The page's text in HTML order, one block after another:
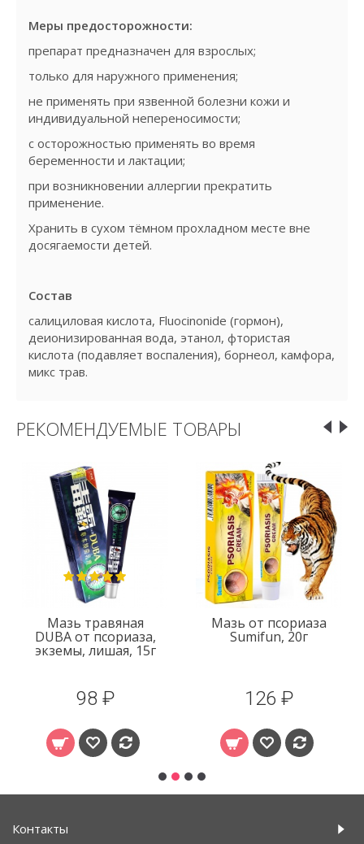
Меры предосторожности:
препарат предназначен для взрослых;
только для наружного применения;
не применять при язвенной болезни кожи и
индивидуальной непереносимости;
с осторожностью применять во время
беременности и лактации;
при возникновении аллергии прекратить
применение.
Хранить в сухом тёмном прохладном месте вне
досягаемости детей.
Состав
салициловая кислота, Fluocinonide (гормон),
деионизированная вода, этанол, фтористая
кислота (подавляет воспаления), борнеол, камфора,
микс трав.
РЕКОМЕНДУЕМЫЕ ТОВАРЫ
Мазь травяная
DUBA от псориаза,
экземы, лишая, 15г
98 ₽
Мазь от псориаза
Sumifun, 20г
126 ₽
Контакты